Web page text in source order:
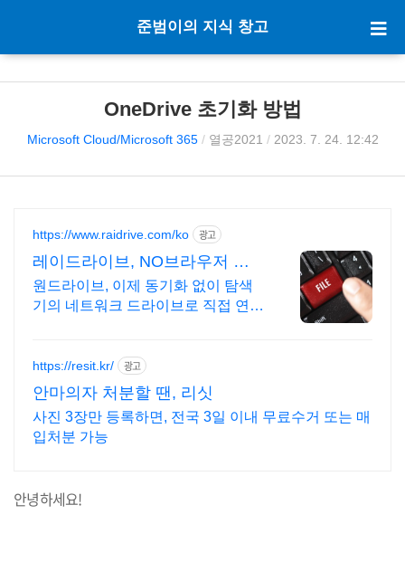
준범이의 지식 창고
OneDrive 초기화 방법
Microsoft Cloud/Microsoft 365 / 열공2021 / 2023. 7. 24. 12:42
https://www.raidrive.com/ko 광고
레이드라이브, NO브라우저 학
교용 무료제공
원드라이브, 이제 동기화 없이 탐색
기의 네트워크 드라이브로 직접 연결
https://resit.kr/ 광고
안마의자 처분할 땐, 리싯
사진 3장만 등록하면, 전국 3일 이내 무료수거 또는 매
입처분 가능
안녕하세요!